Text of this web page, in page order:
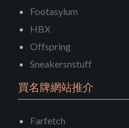
Footasylum
HBX
Offspring
Sneakersnstuff
買名牌網站推介
Farfetch